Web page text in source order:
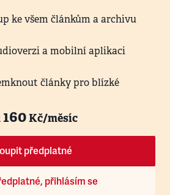
ke všem článkům a archivu
a mobilní aplikaci
články pro blízké
160Kč/měsíc
předplatné
přihlásím se